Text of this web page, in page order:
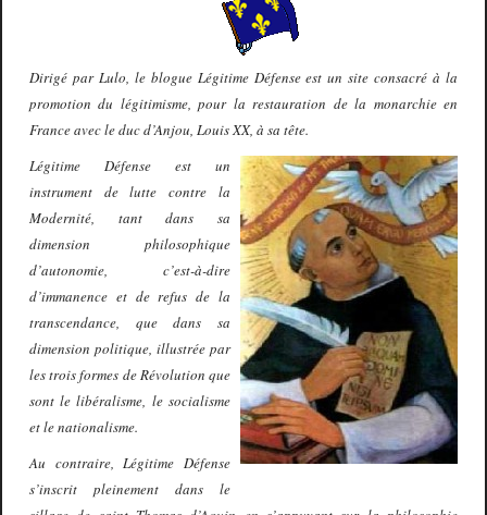
Dirigé par Lulo, le blogue Légitime Défense est un site consacré à la
promotion du légitimisme, pour la restauration de la monarchie en
France avec le duc d’Anjou, Louis XX, à sa tête.
Légitime Défense est un
instrument de lutte contre la
Modernité, tant dans sa
dimension philosophique
d’autonomie, c’est-à-dire
d’immanence et de refus de la
transcendance, que dans sa
dimension politique, illustrée par
les trois formes de Révolution que
sont le libéralisme, le socialisme
et le nationalisme.
Au contraire, Légitime Défense
s’inscrit pleinement dans le